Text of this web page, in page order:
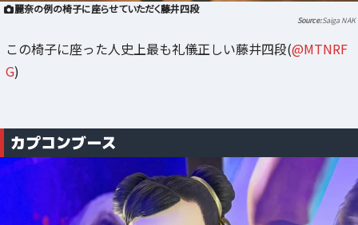
麗奈の例の椅子に座らせていただく藤井四段
Saiga NAK
この椅子に座った人史上最も礼儀正しい藤井四段(@MTNRF
G)
カプコンブース